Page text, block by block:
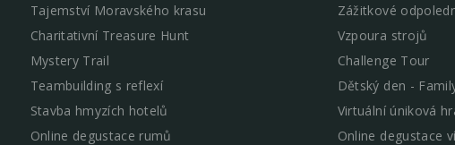
Tajemství Moravského krasu
Zážitkové
Charitativní Treasure Hunt
Vzpoura strojů
Mystery Trail
Challenge Tour
Teambuilding s reflexí
Dětský den -
Stavba hmyzích hotelů
Virtuální úniková
Online degustace rumů
Online degustace